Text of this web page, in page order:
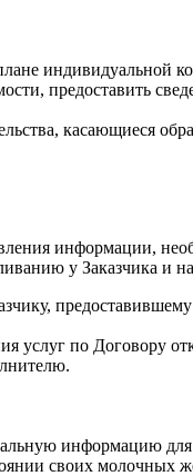
индивидуальной
предоставить
касающиеся
информации,
у Заказчика и
услуг по Договору
информацию
своих молочных